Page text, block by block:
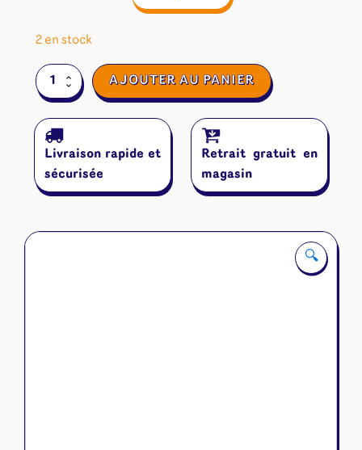
🔍
2 en stock
quantité
de
Images
AJOUTER AU PANIER
Livraison rapide et
sécurisée
Retrait gratuit en
magasin